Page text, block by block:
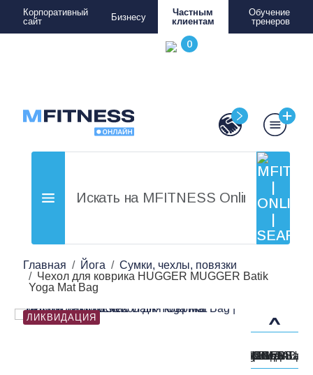
Корпоративный
сайт
Бизнесу
Частным
клиентам
Обучение
тренеров
Главная Йога
Сумки, чехлы, повязки
Чехол для коврика HUGGER MUGGER Batik
Yoga Mat Bag
ЛИКВИДАЦИЯ